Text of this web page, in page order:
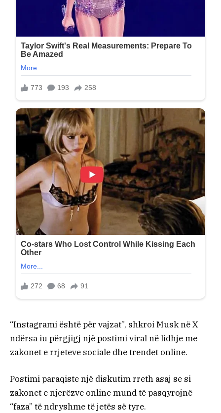
“Instagrami është për vajzat”, shkroi Musk në X
ndërsa iu përgjigj një postimi viral në lidhje me
zakonet e rrjeteve sociale dhe trendet online.
Postimi paraqiste një diskutim rreth asaj se si
zakonet e njerëzve online mund të pasqyrojnë
“faza” të ndryshme të jetës së tyre.